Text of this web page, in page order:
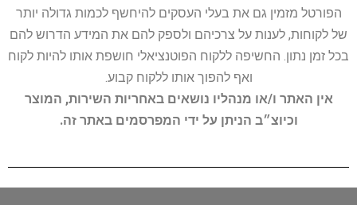
הפורטל מזמין גם את בעלי העסקים להיחשף לכמות גדולה יותר
של לקוחות, לענות על צרכיהם ולספק להם את המידע הדרוש להם
בכל זמן נתון. החשיפה ללקוח הפוטנציאלי חושפת אותו להיות לקוח
ואף להפוך אותו ללקוח קבוע.
אין האתר ו/או מנהליו נושאים באחריות השירות, המוצר
וכיוצ״ב הניתן על ידי המפרסמים באתר זה.